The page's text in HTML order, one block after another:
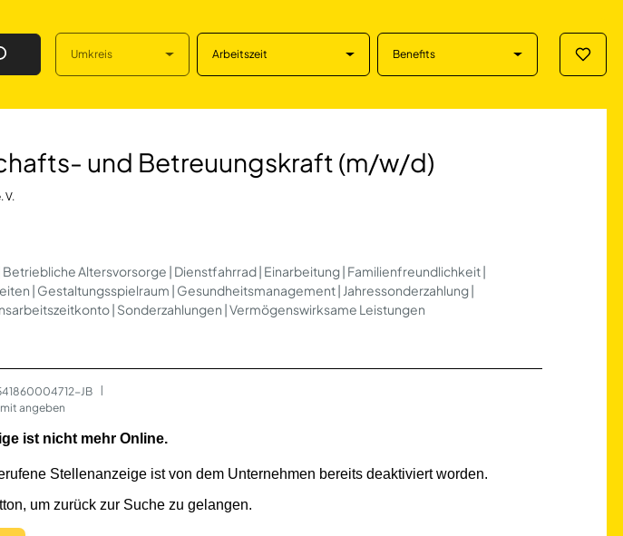
Finden Umkreis Arbeitszeit Benefits
(m/w/d) in
und Betreuungskraft (m/w/d)
V.
Altersvorsorge | Dienstfahrrad | Einarbeitung | Familienfreundlichkeit |
| Gestaltungsspielraum | Gesundheitsmanagement | Jahressonderzahlung |
| Sonderzahlungen | Vermögenswirksame Leistungen
JB
angeben